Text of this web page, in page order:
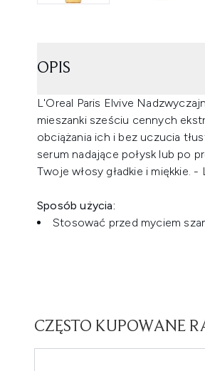
OPIS
L'Oreal Paris Elvive
mieszanki sześciu cennych
obciążania ich i bez uczucia
serum nadające połysk lub po
Twoje włosy gładkie i miękkie. -
Sposób użycia:
Stosować przed myciem
CZĘSTO KUPOWANE